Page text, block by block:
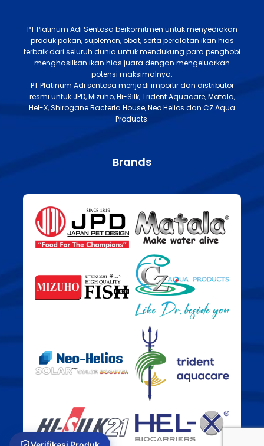
PT Platinum Adi Sentosa berkomitmen untuk menyediakan
produk pakan, suplemen, obat, serta peralatan ikan hias
terbaik dari seluruh dunia untuk mendukung para penghobi
menghasilkan ikan hias juara dengan mengeluarkan
potensi maksimalnya.
PT Platinum Adi sentosa menjadi importir dan distributor
resmi untuk JPD, Mizuho, Hi-Silk, Trident Aquacare, Matala,
Hel-X, Shirogane Bacteria House, Neo Helios dan CZ Aqua
Products.
Brands